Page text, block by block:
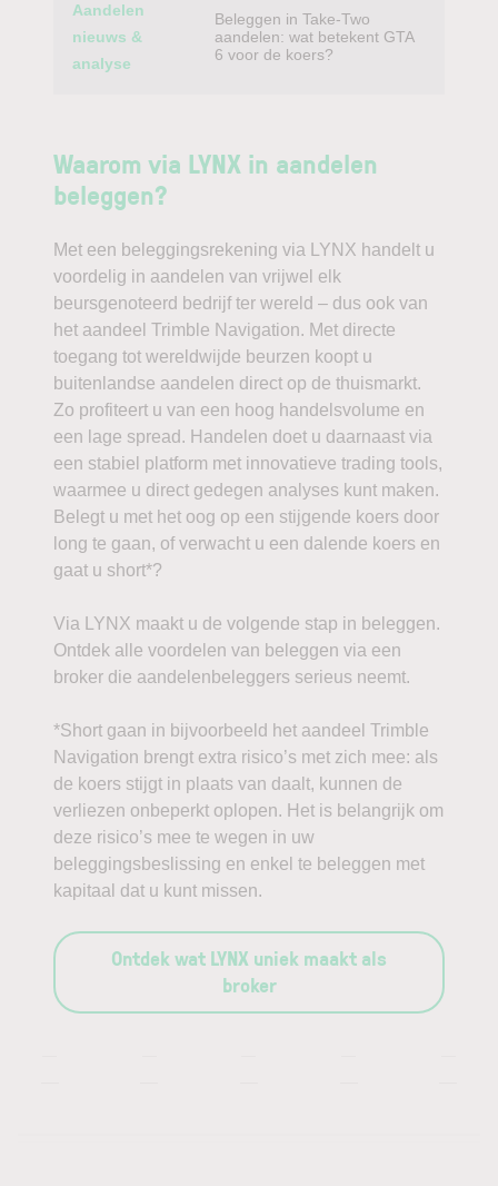
Aandelen
nieuws &
analyse
Beleggen in Take-Two
aandelen: wat betekent GTA
6 voor de koers?
Waarom via LYNX in aandelen
beleggen?
Met een beleggingsrekening via LYNX handelt u
voordelig in aandelen van vrijwel elk
beursgenoteerd bedrijf ter wereld – dus ook van
het aandeel Trimble Navigation. Met directe
toegang tot wereldwijde beurzen koopt u
buitenlandse aandelen direct op de thuismarkt.
Zo profiteert u van een hoog handelsvolume en
een lage spread. Handelen doet u daarnaast via
een stabiel platform met innovatieve trading tools,
waarmee u direct gedegen analyses kunt maken.
Belegt u met het oog op een stijgende koers door
long te gaan, of verwacht u een dalende koers en
gaat u short*?
Via LYNX maakt u de volgende stap in beleggen.
Ontdek alle voordelen van beleggen via een
broker die aandelenbeleggers serieus neemt.
*Short gaan in bijvoorbeeld het aandeel Trimble
Navigation brengt extra risico’s met zich mee: als
de koers stijgt in plaats van daalt, kunnen de
verliezen onbeperkt oplopen. Het is belangrijk om
deze risico’s mee te wegen in uw
beleggingsbeslissing en enkel te beleggen met
kapitaal dat u kunt missen.
Ontdek wat LYNX uniek maakt als
broker